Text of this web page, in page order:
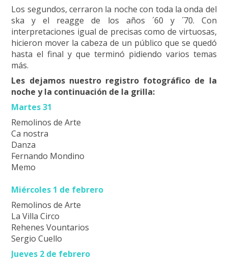
Los segundos, cerraron la noche con toda la onda del
ska y el reagge de los años ´60 y ´70. Con
interpretaciones igual de precisas como de virtuosas,
hicieron mover la cabeza de un público que se quedó
hasta el final y que terminó pidiendo varios temas
más.
Les dejamos nuestro registro fotográfico de la
noche y la continuación de la grilla:
Martes 31
Remolinos de Arte
Ca nostra
Danza
Fernando Mondino
Memo
Miércoles 1 de febrero
Remolinos de Arte
La Villa Circo
Rehenes Vountarios
Sergio Cuello
Jueves 2 de febrero